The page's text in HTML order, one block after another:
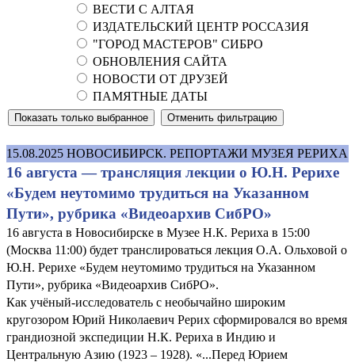
ВЕСТИ С АЛТАЯ
ИЗДАТЕЛЬСКИЙ ЦЕНТР РОССАЗИЯ
"ГОРОД МАСТЕРОВ" СИБРО
ОБНОВЛЕНИЯ САЙТА
НОВОСТИ ОТ ДРУЗЕЙ
ПАМЯТНЫЕ ДАТЫ
15.08.2025 НОВОСИБИРСК. РЕПОРТАЖИ МУЗЕЯ РЕРИХА
16 августа — трансляция лекции о Ю.Н. Рерихе
«Будем неутомимо трудиться на Указанном
Пути», рубрика «Видеоархив СибРО»
16 августа в Новосибирске в Музее Н.К. Рериха в 15:00
(Москва 11:00) будет транслироваться лекция О.А. Ольховой о
Ю.Н. Рерихе «Будем неутомимо трудиться на Указанном
Пути», рубрика «Видеоархив СибРО».
Как учёный-исследователь с необычайно широким
кругозором Юрий Николаевич Рерих сформировался во время
грандиозной экспедиции Н.К. Рериха в Индию и
Центральную Азию (1923 – 1928). «...Перед Юрием